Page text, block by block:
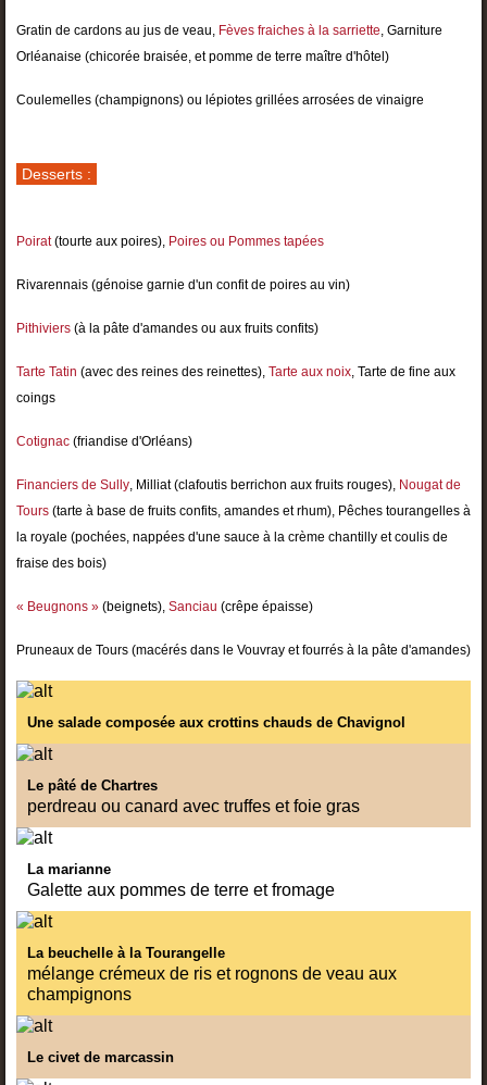
Gratin de cardons au jus de veau, Fèves fraiches à la sarriette , Garniture
Orléanaise (chicorée braisée, et pomme de terre maître d'hôtel)
Coulemelles (champignons) ou lépiotes grillées arrosées de vinaigre
Desserts :
Poirat(tourte aux poires), Poires ou Pommes tapées
Rivarennais (génoise garnie d'un confit de poires au vin)
Pithiviers (à la pâte d'amandes ou aux fruits confits)
Tarte Tatin (avec des reines des reinettes), Tarte aux noix , Tarte de fine aux
coings
Cotignac (friandise d'Orléans)
Financiers de Sully , Milliat (clafoutis berrichon aux fruits rouges), Nougat de
Tours (tarte à base de fruits confits, amandes et rhum), Pêches tourangelles à
la royale (pochées, nappées d'une sauce à la crème chantilly et coulis de
fraise des bois)
« Beugnons » (beignets), Sanciau (crêpe épaisse)
Pruneaux de Tours (macérés dans le Vouvray et fourrés à la pâte d'amandes)
Une salade composée aux crottins chauds de Chavignol
Le pâté de Chartres
perdreau ou canard avec truffes et foie gras
La marianne
Galette aux pommes de terre et fromage
La beuchelle à la Tourangelle
mélange crémeux de ris et rognons de veau aux
champignons
Le civet de marcassin